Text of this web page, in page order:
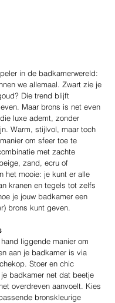
in de badkamerwereld:
we allemaal. Zwart zie je
Die trend blijft
Maar brons is net even
luxe ademt, zonder
Warm, stijlvol, maar toch
om sfeer toe te
met zachte
zand, ecru of
het mooie: je kunt er alle
kranen en tegels tot zelfs
je jouw badkamer een
brons kunt geven.
liggende manier om
aan je badkamer is via
Stoer en chic
badkamer net dat beetje
overdreven aanvoelt. Kies
bronskleurige